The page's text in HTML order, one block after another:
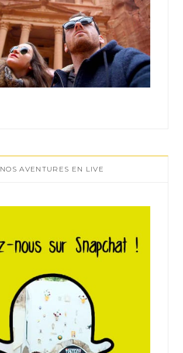
NOS AVENTURES EN LIVE